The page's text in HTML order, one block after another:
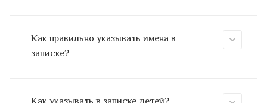
Как правильно указывать имена в
записке?